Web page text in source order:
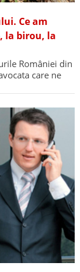
Ce am
la birou, la
României din
care ne